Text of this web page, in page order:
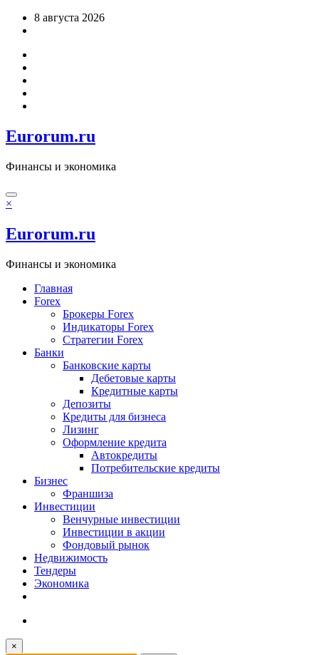
Перейти8 августа 2026
Eurorum.ru
Финансы и экономика
×
Eurorum.ru
Финансы и экономика
Главная
Forex
Брокеры Forex
Индикаторы Forex
Стратегии Forex
Банки
Банковские карты
Дебетовые карты
Кредитные карты
Депозиты
Кредиты для бизнеса
Лизинг
Оформление кредита
Автокредиты
Потребительские кредиты
Бизнес
Франшиза
Инвестиции
Венчурные инвестиции
Инвестиции в акции
Фондовый рынок
Недвижимость
Тендеры
Экономика
×